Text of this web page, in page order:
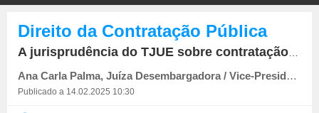
Direito da Contratação Pública
A jurisprudência do TJUE sobre contratação pública
Ana Carla Palma, Juíza Desembargadora / Vice-Presidente do TCA Sul
Publicado a 14.02.2025 10:30